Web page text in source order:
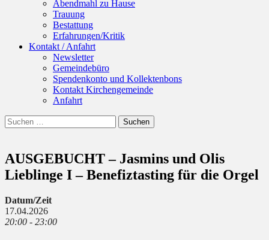
Abendmahl zu Hause
Trauung
Bestattung
Erfahrungen/Kritik
Kontakt / Anfahrt
Newsletter
Gemeindebüro
Spendenkonto und Kollektenbons
Kontakt Kirchengemeinde
Anfahrt
Suchen
Suchen
nach:
AUSGEBUCHT – Jasmins und Olis
Lieblinge I – Benefiztasting für die Orgel
Datum/Zeit
17.04.2026
20:00 - 23:00